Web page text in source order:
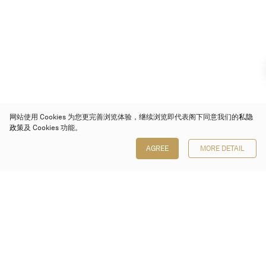
网站使用 Cookies 为您更完善浏览体验，继续浏览即代表阁下同意我们的私隐
政策及 Cookies 功能。
AGREE MORE DETAIL